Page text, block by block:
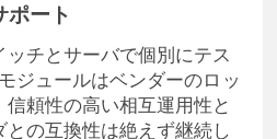
ポート
チとサーバで個別にテス
ジュールはベンダーのロッ
頼性の高い相互運用性と
の互換性は絶えず継続し